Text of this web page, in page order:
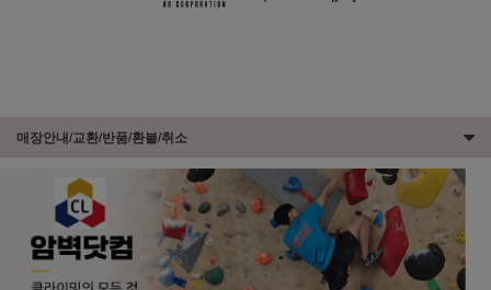
매장안내/교환/반품/환불/취소